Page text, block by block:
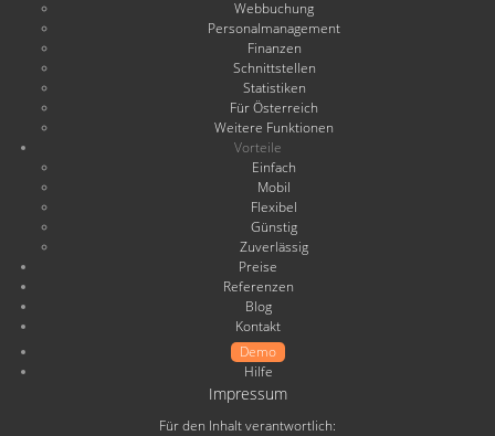
Webbuchung
Personalmanagement
Finanzen
Schnittstellen
Statistiken
Für Österreich
Weitere Funktionen
Vorteile
Einfach
Mobil
Flexibel
Günstig
Zuverlässig
Preise
Referenzen
Blog
Kontakt
Demo
Hilfe
Impressum
Für den Inhalt verantwortlich: